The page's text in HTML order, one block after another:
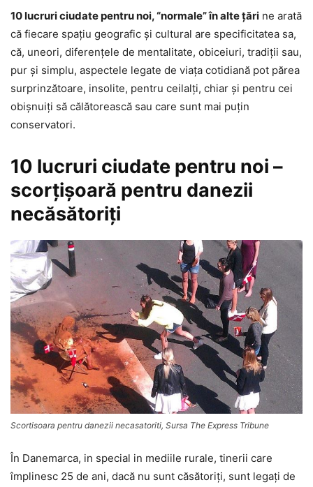
10 lucruri ciudate pentru noi, “normale” în alte ţări ne arată
că fiecare spaţiu geografic şi cultural are specificitatea sa,
că, uneori, diferenţele de mentalitate, obiceiuri, tradiţii sau,
pur şi simplu, aspectele legate de viaţa cotidiană pot părea
surprinzătoare, insolite, pentru ceilalţi, chiar şi pentru cei
obişnuiţi să călătorească sau care sunt mai puţin
conservatori.
10 lucruri ciudate pentru noi –
scorţişoară pentru danezii
necăsătoriţi
Scortisoara pentru danezii necasatoriti, Sursa The Express Tribune
În Danemarca, in special in mediile rurale, tinerii care
împlinesc 25 de ani, dacă nu sunt căsătoriţi, sunt legaţi de